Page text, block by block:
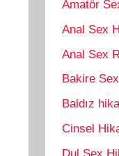
Amatör
Anal Sex
Anal Sex
Bakire
Baldız
Cinsel
Dul Sex